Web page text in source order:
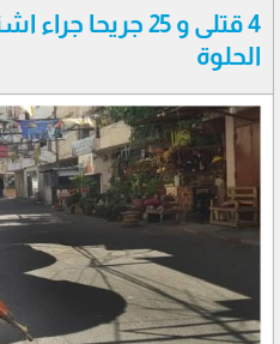
4 قتلى و 25 جريحا
الحلوة